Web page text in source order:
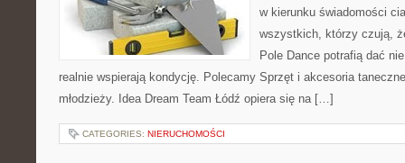
w kierunku świadomości
wszystkich, którzy czują,
Pole Dance potrafią dać
realnie wspierają kondycję. Polecamy Sprzęt i akcesoria
młodzieży. Idea Dream Team Łódź opiera się na […]
CATEGORIES: NIERUCHOMOŚCI